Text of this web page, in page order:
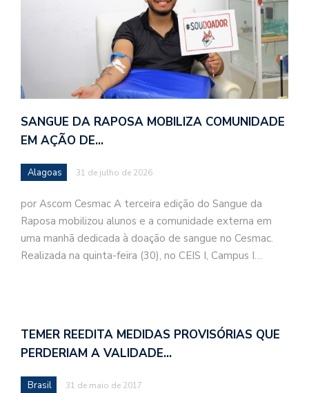
SANGUE DA RAPOSA MOBILIZA COMUNIDADE
EM AÇÃO DE…
Alagoas 31 de julho de 2026
por Ascom Cesmac A terceira edição do Sangue da
Raposa mobilizou alunos e a comunidade externa em
uma manhã dedicada à doação de sangue no Cesmac.
Realizada na quinta-feira (30), no CEIS I, Campus I…
TEMER REEDITA MEDIDAS PROVISÓRIAS QUE
PERDERIAM A VALIDADE…
Brasil 31 de maio de 2017